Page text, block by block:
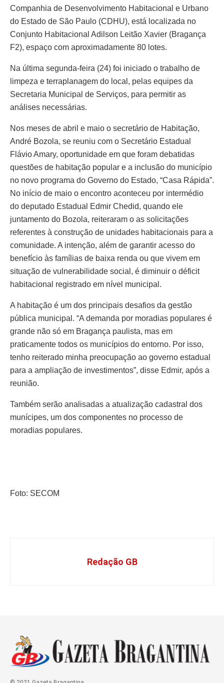
Companhia de Desenvolvimento Habitacional e Urbano
do Estado de São Paulo (CDHU), está localizada no
Conjunto Habitacional Adilson Leitão Xavier (Bragança
F2), espaço com aproximadamente 80 lotes.
Na última segunda-feira (24) foi iniciado o trabalho de
limpeza e terraplanagem do local, pelas equipes da
Secretaria Municipal de Serviços, para permitir as
análises necessárias.
Nos meses de abril e maio o secretário de Habitação,
André Bozola, se reuniu com o Secretário Estadual
Flávio Amary, oportunidade em que foram debatidas
questões de habitação popular e a inclusão do município
no novo programa do Governo do Estado, “Casa Rápida”.
No início de maio o encontro aconteceu por intermédio
do deputado Estadual Edmir Chedid, quando ele
juntamento do Bozola, reiteraram o as solicitações
referentes à construção de unidades habitacionais para a
comunidade. A intenção, além de garantir acesso do
benefício às famílias de baixa renda ou que vivem em
situação de vulnerabilidade social, é diminuir o déficit
habitacional registrado em nível municipal.
A habitação é um dos principais desafios da gestão
pública municipal. “A demanda por moradias populares é
grande não só em Bragança paulista, mas em
praticamente todos os municípios do entorno. Por isso,
tenho reiterado minha preocupação ao governo estadual
para a ampliação de investimentos”, disse Edmir, após a
reunião.
Também serão analisadas a atualização cadastral dos
munícipes, um dos componentes no processo de
moradias populares.
Foto: SECOM
Redação GB